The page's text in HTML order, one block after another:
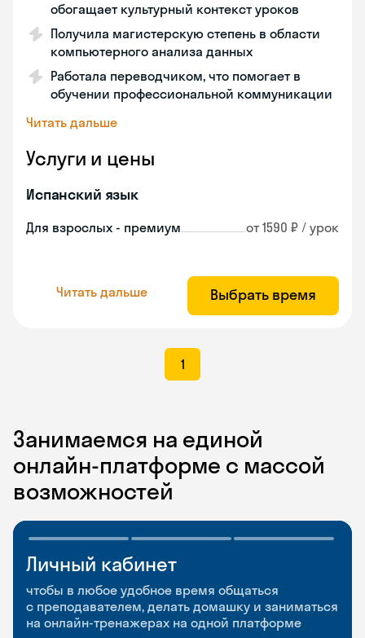
обогащает культурный контекст уроков
Получила магистерскую степень в области
компьютерного анализа данных
Работала переводчиком, что помогает в
обучении профессиональной коммуникации
Читать дальше
Услуги и цены
Испанский язык
Для взрослых - премиум от 1590 ₽ / урок
Читать дальше Выбрать время
1
Занимаемся на единой
онлайн-платформе с массой
возможностей
Личный кабинет
чтобы в любое удобное время общаться
с преподавателем, делать домашку и заниматься
на онлайн-тренажерах на одной платформе
Мобильное
приложение
чтобы заниматься и изучать новые слова где
и когда удобно
Разговорные клубы
и Talks
Групповые занятия для разговорной практики
и индивидуальные встречи с преподавателями